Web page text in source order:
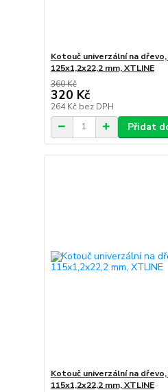
Kotouč univerzální na
125x1,2x22,2 mm, XTLINE
360 Kč
320 Kč
264 Kč bez DPH
Přidat
Kotouč univerzální na
115x1,2x22,2 mm, XTLINE